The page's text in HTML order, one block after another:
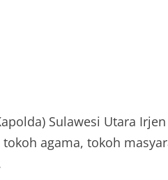
Sulawesi Utara
agama, tokoh